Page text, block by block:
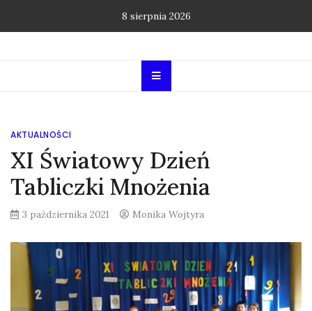
8 sierpnia 2026
AKTUALNOŚCI
XI Światowy Dzień
Tabliczki Mnożenia
3 października 2021 Monika Wojtyra